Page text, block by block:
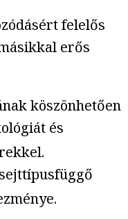
felelős
erős
köszönhetően
és